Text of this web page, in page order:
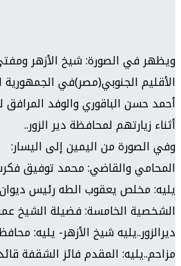
ويظهر في الصورة: شيخ الأزهر
الأقليم الجنوبي(مصر)في الجمهورية
أحمد حسن الباقوري والوفد المرافق
أثناء زيارتهم لمحافظة دير الزور..
وفي الصورة من اليمين إلى اليسار:
المحامي والقاضي: محمد توفيق
يليه: مخلص يعقوب الطه رئيس ديوان
الشخصية الخامسة: فضيلة الشيخ
ديرالزور..يليه شيخ الأزهر- يليه:
مزاحم..يليه: المقدم فائز الشقفة